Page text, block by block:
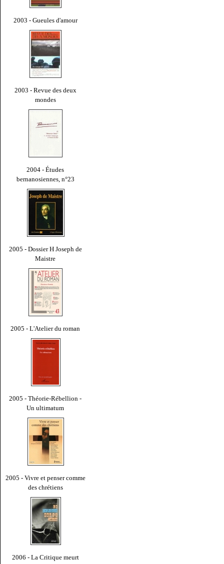
2003 - Gueules d'amour
2003 - Revue des deux
mondes
2004 - Études
bernanosiennes, n°23
2005 - Dossier H Joseph de
Maistre
2005 - L'Atelier du roman
2005 - Théorie-Rébellion -
Un ultimatum
2005 - Vivre et penser comme
des chrétiens
2006 - La Critique meurt